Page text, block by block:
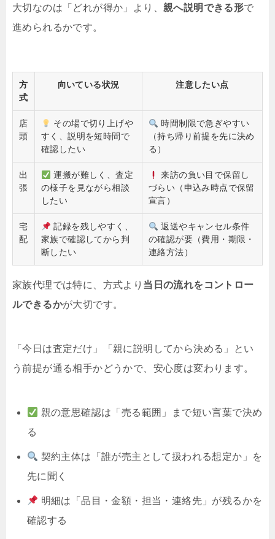
大切なのは「どれが得か」より、 親へ説明できる形で
進められるかです。
方
式
向いている状況 注意したい点
店
頭
その場で切り上げや
すく、説明を短時間で
確認したい
時間制限で急ぎやすい
（持ち帰り前提を先に決め
る）
出
張
運搬が難しく、査定
の様子を見ながら相談
したい
来訪の負い目で保留し
づらい（申込み時点で保留
宣言）
宅
配
記録を残しやすく、
家族で確認してから判
断したい
返送やキャンセル条件
の確認が要（費用・期限・
連絡方法）
家族代理では特に、方式より 当日の流れをコントロー
ルできるかが大切です。
「今日は査定だけ」「親に説明してから決める」とい
う前提が通る相手かどうかで、安心度は変わります。
親の意思確認は「売る範囲」まで短い言葉で決め
る
契約主体は「誰が売主として扱われる想定か」を
先に聞く
明細は「品目・金額・担当・連絡先」が残るかを
確認する